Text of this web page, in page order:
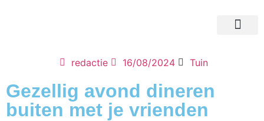
redactie 16/08/2024 Tuin
Gezellig avond dineren
buiten met je vrienden